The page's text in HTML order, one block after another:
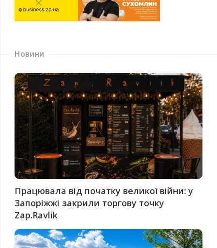
Новини
Працювала від початку великої війни: у
Запоріжжі закрили торгову точку
Zap.Ravlik